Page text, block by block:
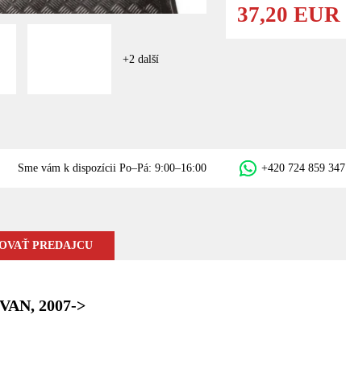
+2 další
37,20 EUR
Sme vám k dispozícii Po–Pá: 9:00–16:00 +420 724 859 347
PREDAJCU
2007->